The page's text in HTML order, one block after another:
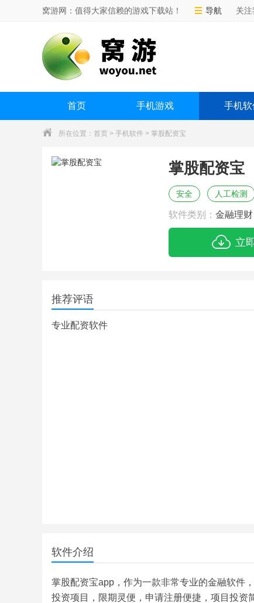
窝游网：值得大家信赖的游戏下载站！ 导航 关注
首页 手机游戏 手机软
所在位置： 首页 > 手机软件 > 掌股配资宝
掌股配资宝
安全 人工检测
软件类别： 金融理财
立
推荐评语
专业配资软件
软件介绍
掌股配资宝app，作为一款非常专业的金融软件
投资项目，限期灵便，申请注册便捷，项目投